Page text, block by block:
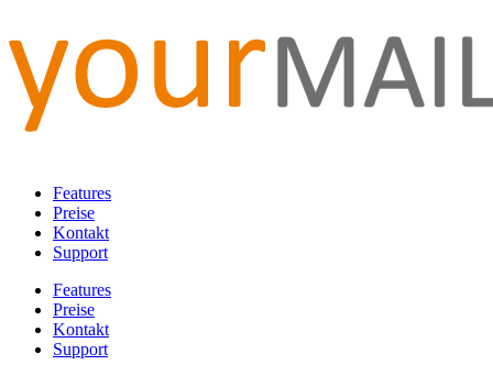
Features
Preise
Kontakt
Support
Features
Preise
Kontakt
Support